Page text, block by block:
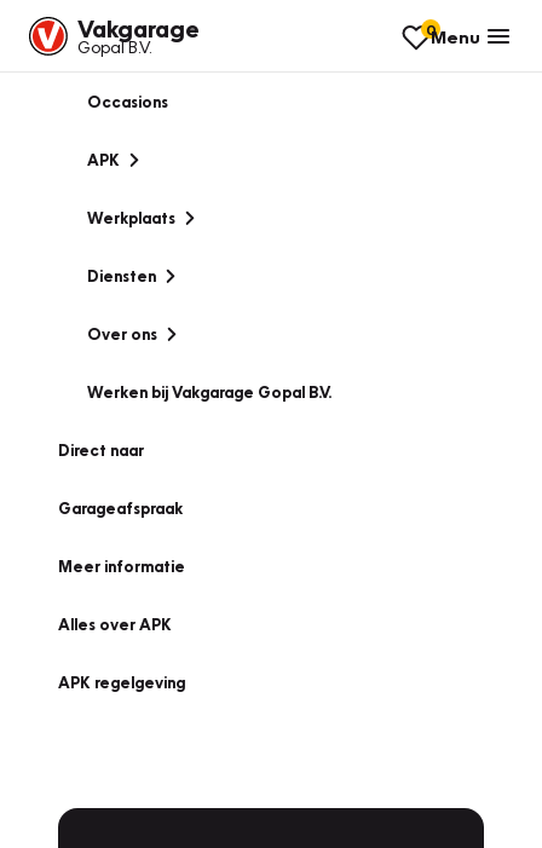
Vakgarage
Gopal B.V.
0Menu
Occasions
APK
Werkplaats
Diensten
Over ons
Werken bij Vakgarage Gopal B.V.
Direct naar
Garageafspraak
Meer informatie
Alles over APK
APK regelgeving